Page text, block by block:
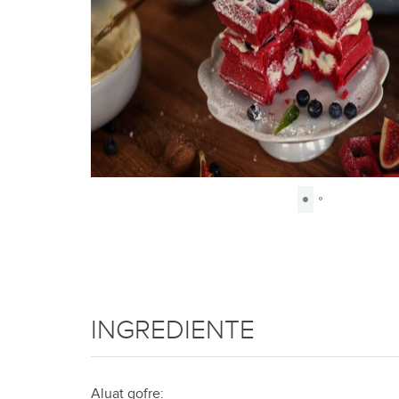
INGREDIENTE
Aluat gofre: